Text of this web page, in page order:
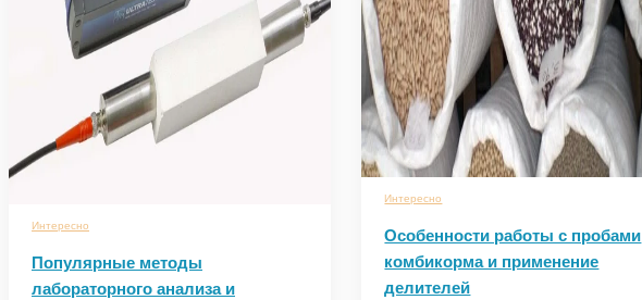
Интересно
Популярные методы
лабораторного анализа и
Интересно
Особенности работы с пробами
комбикорма и применение
делителей